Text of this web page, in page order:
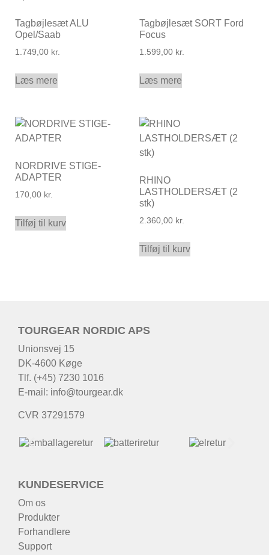
Tagbøjlesæt ALU
Opel/Saab
1.749,00 kr.
Læs mere
Tagbøjlesæt SORT Ford
Focus
1.599,00 kr.
Læs mere
NORDRIVE STIGE-
ADAPTER
170,00 kr.
Tilføj til kurv
RHINO
LASTHOLDERSÆT (2
stk)
2.360,00 kr.
Tilføj til kurv
TOURGEAR NORDIC APS
Unionsvej 15
DK-4600 Køge
Tlf. (+45) 7230 1016
E-mail: info@tourgear.dk
CVR 37291579
KUNDESERVICE
Om os
Produkter
Forhandlere
Support